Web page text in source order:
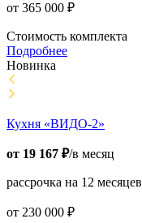
от 365 000 ₽
Стоимость комплекта
Подробнее
Новинка
Кухня «ВИДО-2»
от 19 167 ₽/в месяц
рассрочка на 12 месяцев
от 230 000 ₽